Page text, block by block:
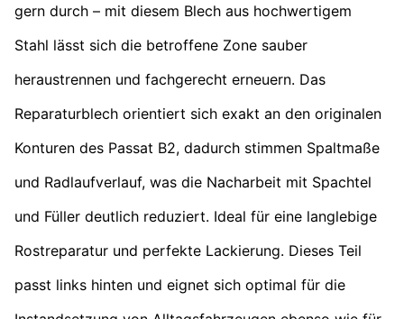
gern durch – mit diesem Blech aus hochwertigem
Stahl lässt sich die betroffene Zone sauber
heraustrennen und fachgerecht erneuern. Das
Reparaturblech orientiert sich exakt an den originalen
Konturen des Passat B2, dadurch stimmen Spaltmaße
und Radlaufverlauf, was die Nacharbeit mit Spachtel
und Füller deutlich reduziert. Ideal für eine langlebige
Rostreparatur und perfekte Lackierung. Dieses Teil
passt links hinten und eignet sich optimal für die